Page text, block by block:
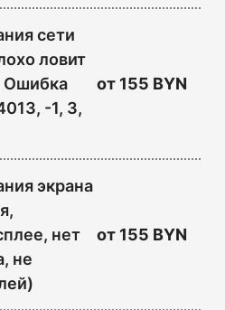
сети
ловит
Ошибка
-1, 3,
от 155 BYN
экрана
нет
не
от 155 BYN